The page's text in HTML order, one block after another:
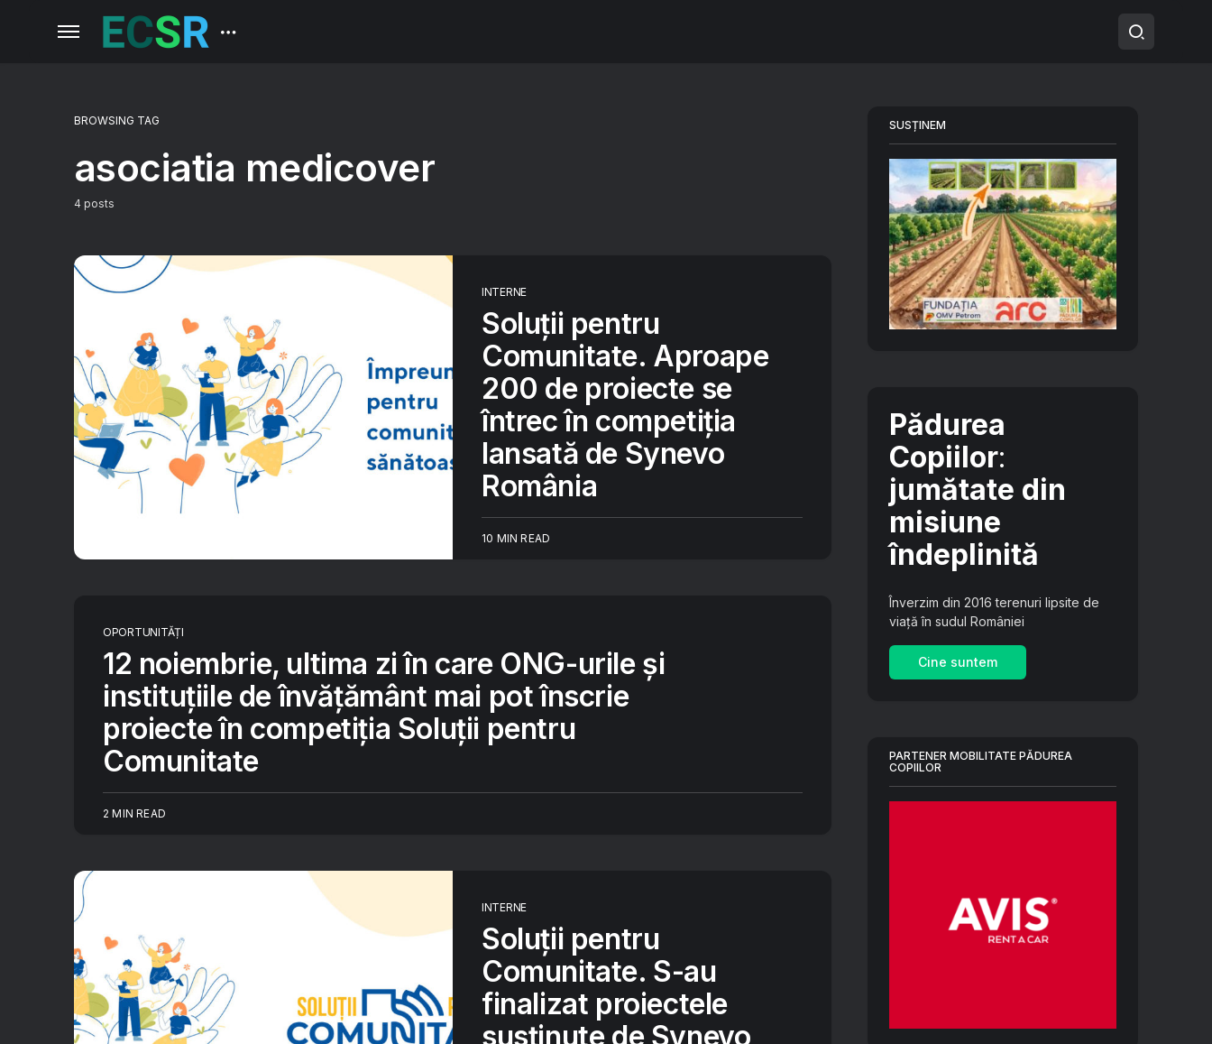
BROWSING TAG
asociatia medicover
4 posts
INTERNE
Soluții pentru
Comunitate. Aproape
200 de proiecte se
întrec în competiția
lansată de Synevo
România
10 MIN READ
OPORTUNITĂȚI
12 noiembrie, ultima zi în care ONG-urile și
instituțiile de învățământ mai pot înscrie
proiecte în competiția Soluții pentru
Comunitate
2 MIN READ
INTERNE
Soluții pentru
Comunitate. S-au
finalizat proiectele
susținute de Synevo
SUSȚINEM
Pădurea
Copiilor:
jumătate din
misiune
îndeplinită
Înverzim din 2016 terenuri lipsite de
viață în sudul României
Cine suntem
PARTENER MOBILITATE PĂDUREA
COPIILOR